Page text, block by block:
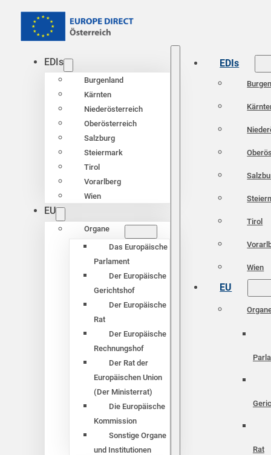
EDIs
Burgenland
Kärnten
Niederösterreich
Oberösterreich
Salzburg
Steiermark
Tirol
Vorarlberg
Wien
EU
Organe
Das Europäische
Parlament
Der Europäische
Gerichtshof
Der Europäische
Rat
Der Europäische
Rechnungshof
Der Rat der
Europäischen Union
(Der Ministerrat)
Die Europäische
Kommission
Sonstige Organe
und Institutionen
EDIs
Tirol
Wien
EU
Rat